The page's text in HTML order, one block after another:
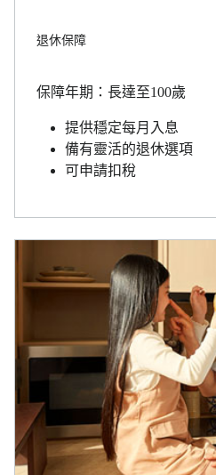
退休保障
保障年期：長達至100歲
提供穩定每月入息
備有靈活的退休選項
可申請扣稅